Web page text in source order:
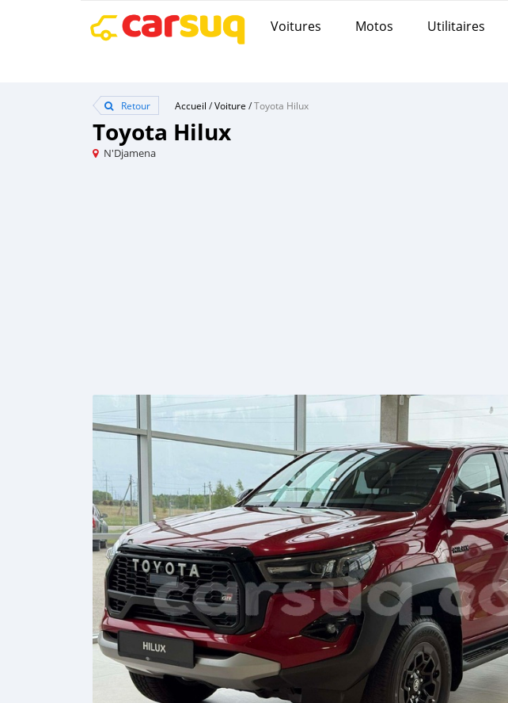
Voitures Motos Utilitaires
Retour Accueil /Voiture /Toyota Hilux
Toyota Hilux
N'Djamena